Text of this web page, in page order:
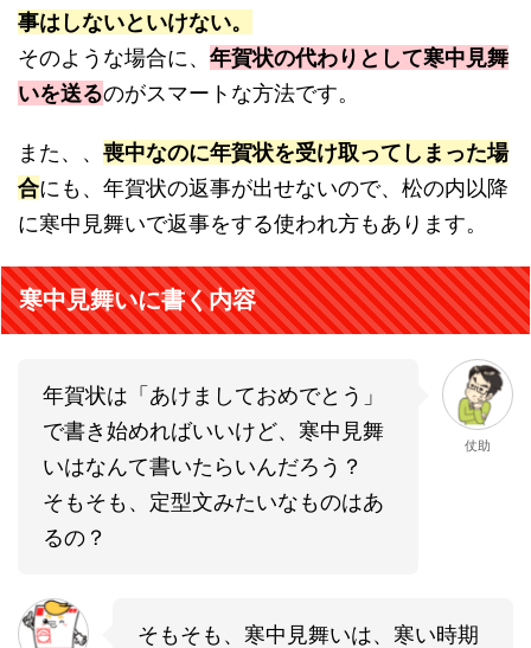
事はしないといけない。
そのような場合に、 年賀状の代わりとして寒中見舞
いを送るのがスマートな方法です。
また、、 喪中なのに年賀状を受け取ってしまった場
合にも、年賀状の返事が出せないので、松の内以降
に寒中見舞いで返事をする使われ方もあります。
寒中見舞いに書く内容
年賀状は「あけましておめでとう」
で書き始めればいいけど、寒中見舞
いはなんて書いたらいんだろう？
そもそも、定型文みたいなものはあ
るの？
仗助
そもそも、寒中見舞いは、寒い時期